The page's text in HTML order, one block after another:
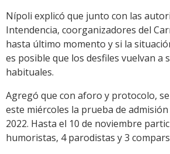
Nípoli explicó que junto con las
Intendencia, coorganizadores del
hasta último momento y si la
es posible que los desfiles vuelvan a
habituales.
Agregó que con aforo y protocolo,
este miércoles la prueba de
2022. Hasta el 10 de noviembre
humoristas, 4 parodistas y 3